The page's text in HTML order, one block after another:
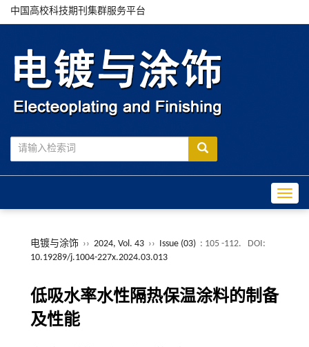
中国高校科技期刊集群服务平台
电镀与涂饰 ›› 2024, Vol. 43 ›› Issue (03) : 105 -112.
DOI:
10.19289/j.1004-227x.2024.03.013
低吸水率水性隔热保温涂料的制备
及性能